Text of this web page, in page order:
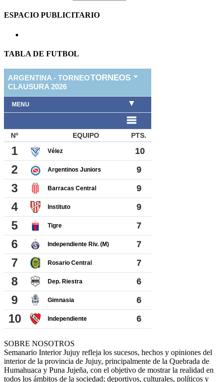
ESPACIO PUBLICITARIO
TABLA DE FUTBOL
SOBRE NOSOTROS
Semanario Interior Jujuy refleja los sucesos, hechos y opiniones del
interior de la provincia de Jujuy, principalmente de la Quebrada de
Humahuaca y Puna Jujeña, con el objetivo de mostrar la realidad en
todos los ámbitos de la sociedad; deportivos, culturales, políticos y